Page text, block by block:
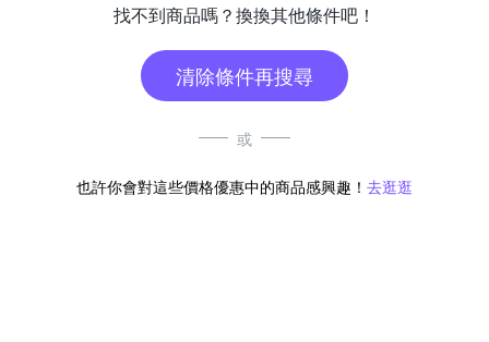
找不到商品嗎？換換其他條件吧！
清除條件再搜尋
或
也許你會對這些價格優惠中的商品感興趣！ 去逛逛